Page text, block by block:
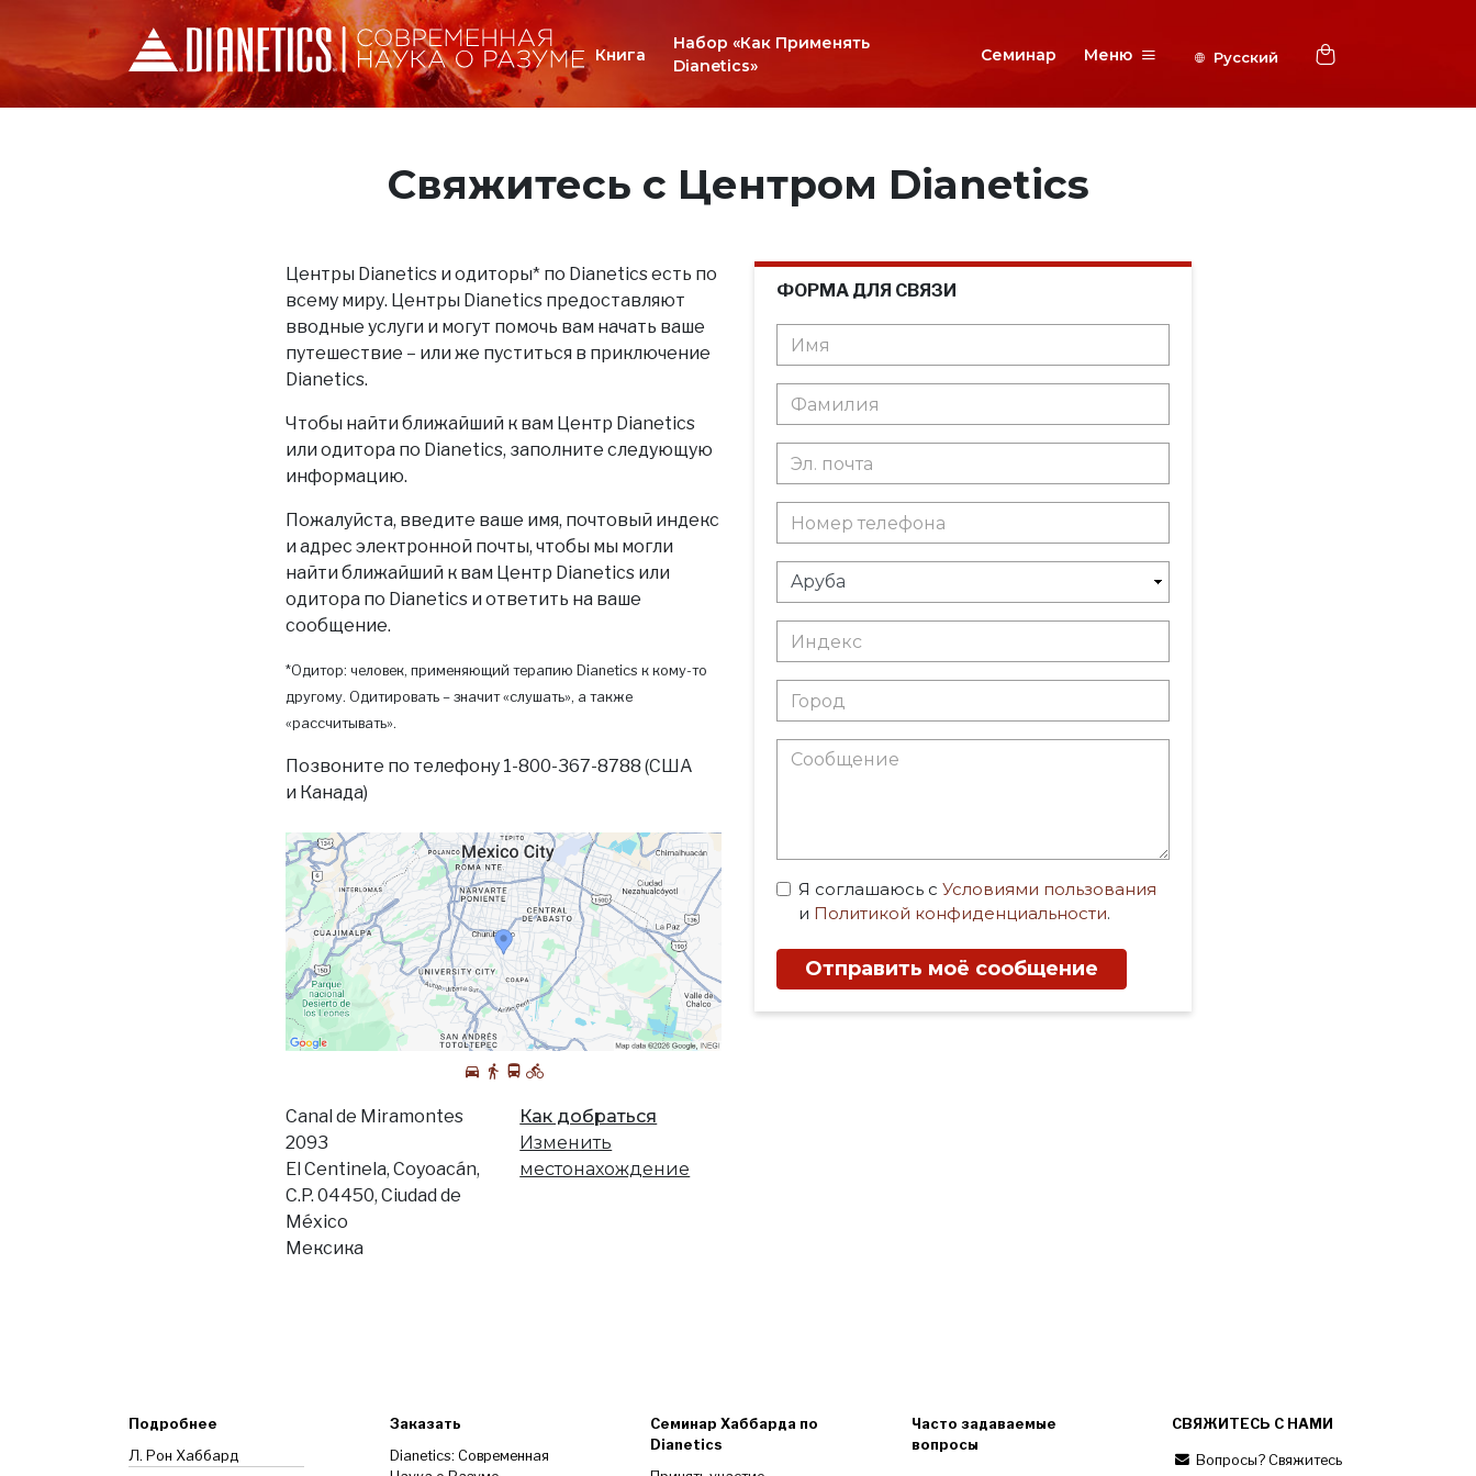
Книга
Набор «Как Применять
Dianetics»
Семинар Меню
Свяжитесь с Центром Dianetics
Центры Dianetics и одиторы* по Dianetics есть по
всему миру. Центры Dianetics предоставляют
вводные услуги и могут помочь вам начать ваше
путешествие – или же пуститься в приключение
Dianetics.
Чтобы найти ближайший к вам Центр Dianetics
или одитора по Dianetics, заполните следующую
информацию.
Пожалуйста, введите ваше имя, почтовый индекс
и адрес электронной почты, чтобы мы могли
найти ближайший к вам Центр Dianetics или
одитора по Dianetics и ответить на ваше
сообщение.
*Одитор: человек, применяющий терапию Dianetics к кому-то
другому. Одитировать – значит «слушать», а также
«рассчитывать».
Позвоните по телефону 1-800-367-8788 (США
и Канада)
Canal de Miramontes
2093
El Centinela, Coyoacán,
C.P. 04450, Ciudad de
México
Мексика
Как добраться
Изменить
местонахождение
ФОРМА ДЛЯ СВЯЗИ
Я соглашаюсь с Условиями пользования
и Политикой конфиденциальности.
Отправить моё сообщение
Подробнее
Л. Рон Хаббард
Заказать
Dianetics: Современная
Семинар Хаббарда по
Dianetics
Часто задаваемые
вопросы
СВЯЖИТЕСЬ С НАМИ
Вопросы? Свяжитесь